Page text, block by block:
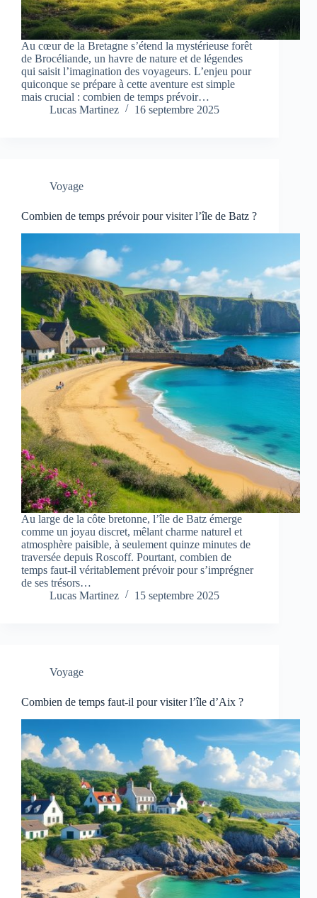
Au cœur de la Bretagne s’étend la mystérieuse forêt
de Brocéliande, un havre de nature et de légendes
qui saisit l’imagination des voyageurs. L’enjeu pour
quiconque se prépare à cette aventure est simple
mais crucial : combien de temps prévoir…
Lucas Martinez
16 septembre 2025
Voyage
Combien de temps prévoir pour visiter l’île de Batz ?
Au large de la côte bretonne, l’île de Batz émerge
comme un joyau discret, mêlant charme naturel et
atmosphère paisible, à seulement quinze minutes de
traversée depuis Roscoff. Pourtant, combien de
temps faut-il véritablement prévoir pour s’imprégner
de ses trésors…
Lucas Martinez
15 septembre 2025
Voyage
Combien de temps faut-il pour visiter l’île d’Aix ?